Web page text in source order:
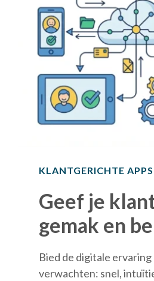
KLANTGERICHTE APPS
Geef je
gemak en
Bied de digitale
verwachten: snel,